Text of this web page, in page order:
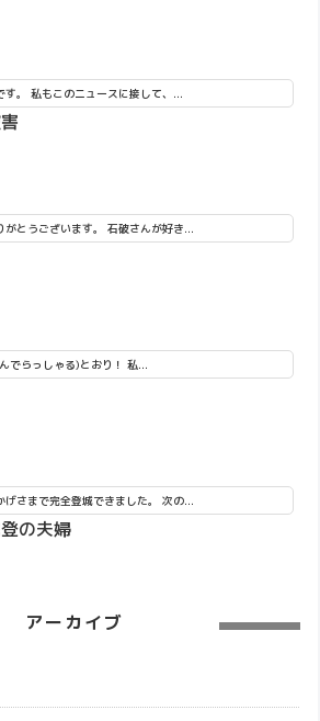
す。 私もこのニュースに接して、...
がとうございます。 石破さんが好き...
でらっしゃる)とおり！ 私...
げさまで完全登城できました。 次の...
の夫婦
アーカイブ